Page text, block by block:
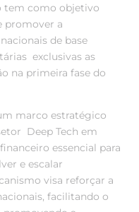
tem como objetivo
promover a
de base
exclusivas as
na primeira fase do
marco estratégico
Deep Tech em
essencial para
e escalar
visa reforçar a
facilitando o